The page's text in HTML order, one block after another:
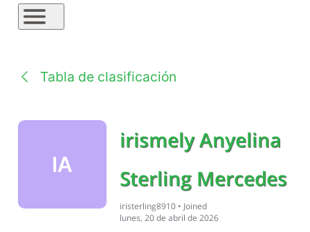
Tabla de clasificación
IA
irismely Anyelina
Sterling Mercedes
iristerling8910 • Joined
lunes, 20 de abril de 2026